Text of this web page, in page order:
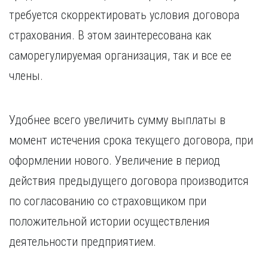
требуется скорректировать условия договора
страхования. В этом заинтересована как
саморегулируемая организация, так и все ее
члены.
Удобнее всего увеличить сумму выплаты в
момент истечения срока текущего договора, при
оформлении нового. Увеличение в период
действия предыдущего договора производится
по согласованию со страховщиком при
положительной истории осуществления
деятельности предприятием.